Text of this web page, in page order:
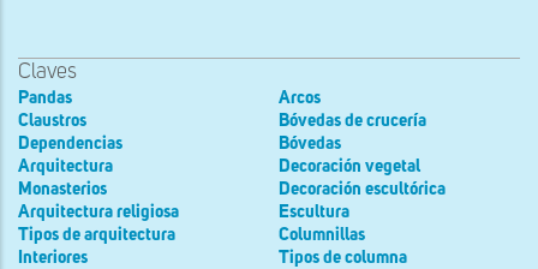
Claves
Pandas
Claustros
Dependencias
Arquitectura
Monasterios
Arquitectura religiosa
Tipos de arquitectura
Interiores
Arcos
Bóvedas de crucería
Bóvedas
Decoración vegetal
Decoración escultórica
Escultura
Columnillas
Tipos de columna